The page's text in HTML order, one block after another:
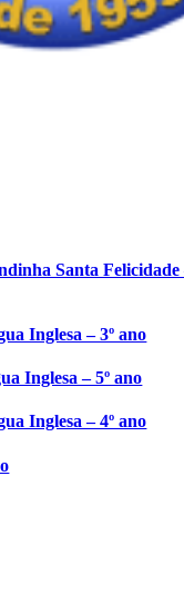
Santa Felicidade
Inglesa – 3º ano
Inglesa – 5º ano
Inglesa – 4º ano